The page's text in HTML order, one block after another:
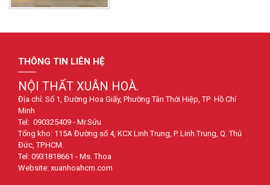
THÔNG TIN LIÊN HỆ
NỘI THẤT XUÂN HOÀ.
Địa chỉ: Số 1, Đường Hoa Giấy, Phường Tân Thới Hiệp, TP Hồ Chí
Minh
Tel: 090325409 - Mr.Sửu
Tổng kho: 115A Đường số 4, KCX Linh Trung, P. Linh Trung, Q. Thủ
Đức, TP.HCM.
Tel: 0931818661 - Ms. Thoa
Website: xuanhoahcm.com